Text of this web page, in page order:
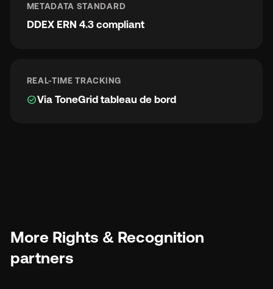
METADATA STANDARD
DDEX ERN 4.3 compliant
REAL-TIME TRACKING
check_circleVia ToneGrid tableau de bord
More Rights & Recognition
partners